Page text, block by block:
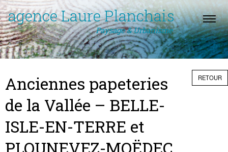
agence Laure Planchais
Paysage & Urbanisme
Anciennes papeteries
de la Vallée – BELLE-
ISLE-EN-TERRE et
RETOUR